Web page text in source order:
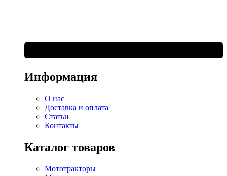
Информация
О нас
Доставка и оплата
Статьи
Контакты
Каталог товаров
Мототракторы